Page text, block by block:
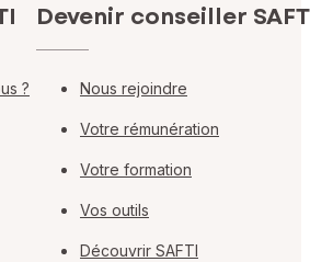
?
Devenir conseiller
Nous rejoindre
Votre rémunération
Votre formation
Vos outils
Découvrir SAFTI